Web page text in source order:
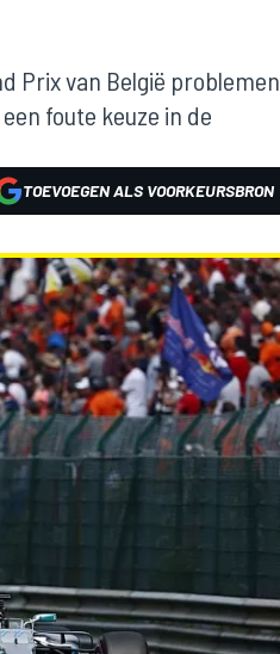
Prix van België problemen
foute keuze in de
TOEVOEGEN ALS VOORKEURSBRON